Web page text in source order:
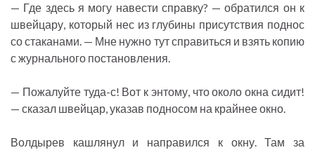
— Где здесь я могу навести справку? — обратился он к
швейцару, который нес из глубины присутствия поднос
со стаканами. — Мне нужно тут справиться и взять копию
с журнального постановления.
— Пожалуйте туда-с! Вот к энтому, что около окна сидит!
— сказал швейцар, указав подносом на крайнее окно.
Волдырев кашлянул и направился к окну. Там за